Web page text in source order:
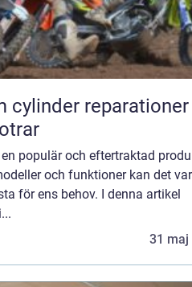
cylinder
populär och eftertraktad
och funktioner kan det
för ens behov. I denna artikel
31 maj